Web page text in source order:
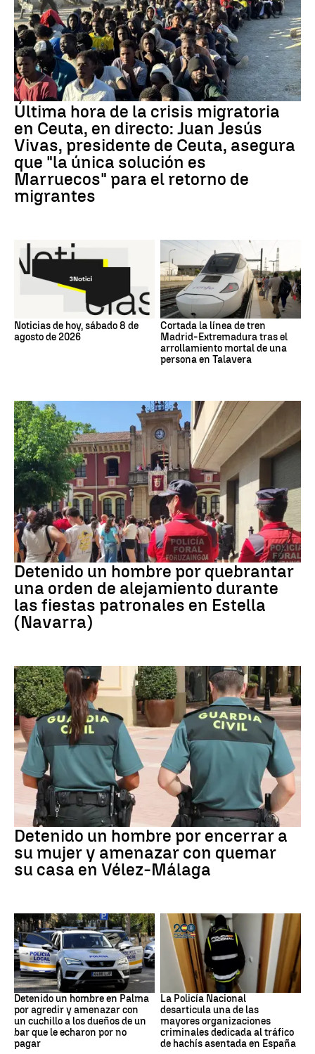
Última hora de la crisis migratoria
en Ceuta, en directo: Juan Jesús
Vivas, presidente de Ceuta, asegura
que "la única solución es
Marruecos" para el retorno de
migrantes
Noticias de hoy, sábado 8 de
agosto de 2026
Cortada la línea de tren
Madrid-Extremadura tras el
arrollamiento mortal de una
persona en Talavera
Detenido
Detenido un hombre por quebrantar
una orden de alejamiento durante
las fiestas patronales en Estella
(Navarra)
VIOLENCIA MACHISTA
Detenido un hombre por encerrar a
su mujer y amenazar con quemar
su casa en Vélez-Málaga
Detención
Detenido un hombre en Palma
por agredir y amenazar con
un cuchillo a los dueños de un
bar que le echaron por no
pagar
Narcotrafico
La Policía Nacional
desarticula una de las
mayores organizaciones
criminales dedicada al tráfico
de hachís asentada en España